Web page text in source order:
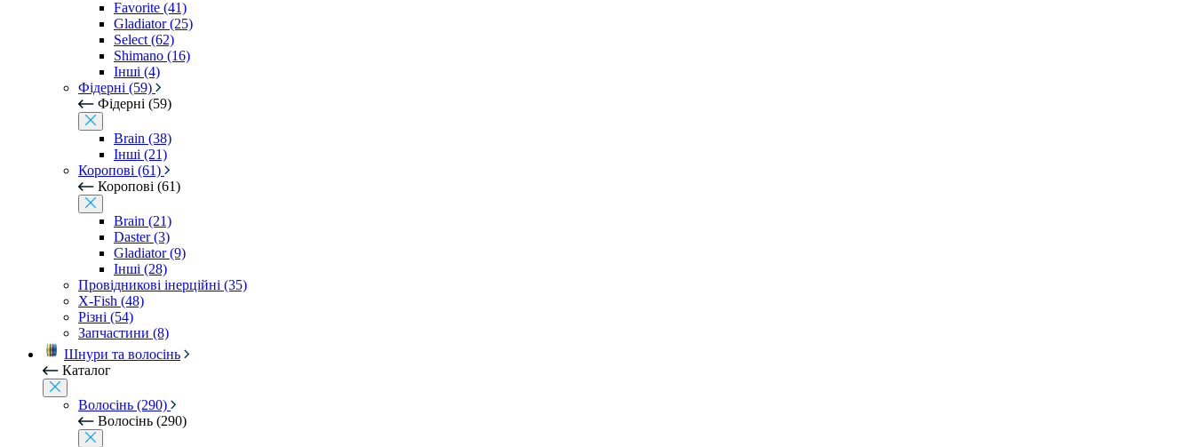
Favorite (41)
Gladiator (25)
Select (62)
Shimano (16)
Інші (4)
Фідерні (59)
Фідерні (59)
Brain (38)
Інші (21)
Коропові (61)
Коропові (61)
Brain (21)
Daster (3)
Gladiator (9)
Інші (28)
Провідникові інерційні (35)
X-Fish (48)
Різні (54)
Запчастини (8)
Шнури та волосінь
Каталог
Волосінь (290)
Волосінь (290)